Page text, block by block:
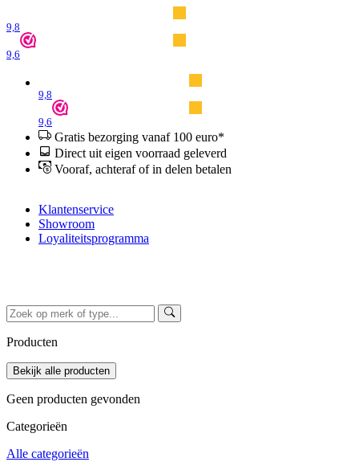
9,8
9,6
9,8
9,6
Gratis bezorging vanaf 100 euro*
Direct uit eigen voorraad geleverd
Vooraf, achteraf of in delen betalen
Klantenservice
Showroom
Loyaliteitsprogramma
Producten
Geen producten gevonden
Categorieën
Alle categorieën